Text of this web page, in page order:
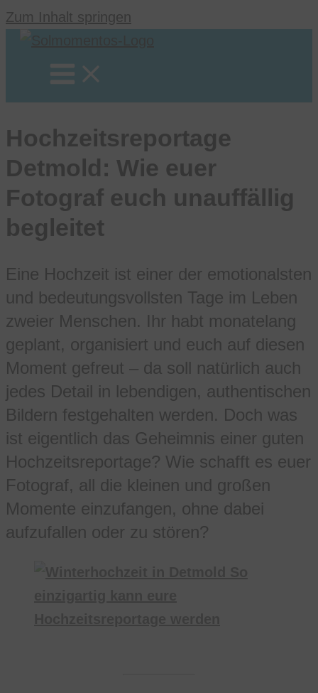
Zum Inhalt springen
Hochzeitsreportage
Detmold: Wie euer
Fotograf euch unauffällig
begleitet
Eine Hochzeit ist einer der emotionalsten
und bedeutungsvollsten Tage im Leben
zweier Menschen. Ihr habt monatelang
geplant, organisiert und euch auf diesen
Moment gefreut – da soll natürlich auch
jedes Detail in lebendigen, authentischen
Bildern festgehalten werden. Doch was
ist eigentlich das Geheimnis einer guten
Hochzeitsreportage? Wie schafft es euer
Fotograf, all die kleinen und großen
Momente einzufangen, ohne dabei
aufzufallen oder zu stören?